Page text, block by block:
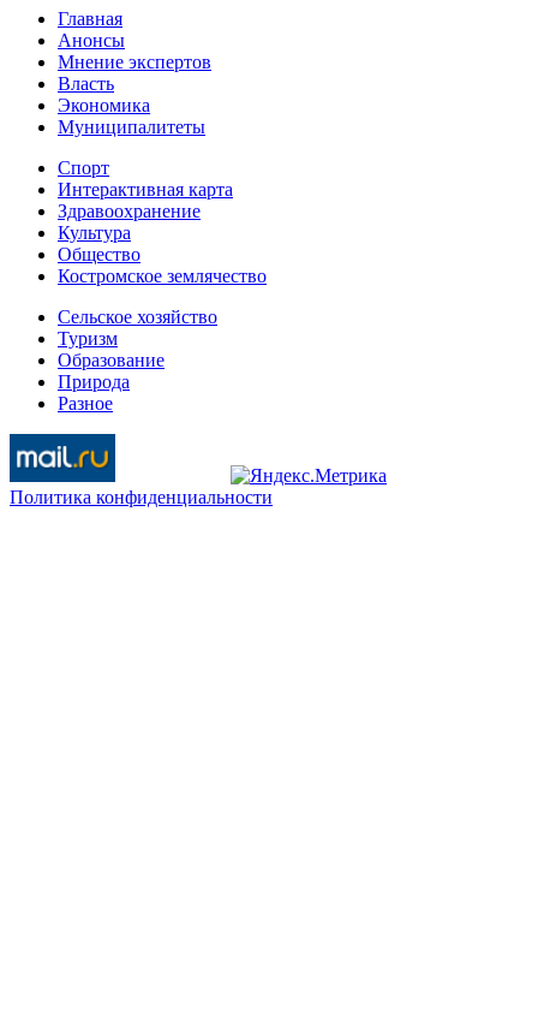
Главная
Анонсы
Мнение экспертов
Власть
Экономика
Муниципалитеты
Спорт
Интерактивная карта
Здравоохранение
Культура
Общество
Костромское землячество
Сельское хозяйство
Туризм
Образование
Природа
Разное
Политика конфиденциальности